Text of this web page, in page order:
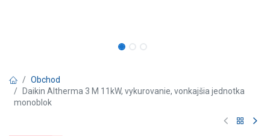
Obchod
Daikin Altherma 3 M 11kW, vykurovanie, vonkajšia jednotka
monoblok